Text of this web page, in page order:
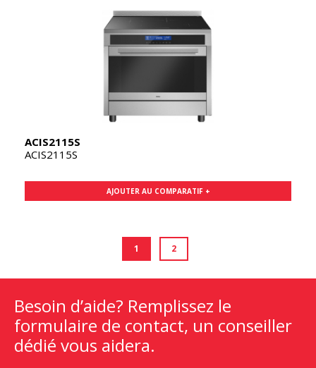
ACIS2115S
ACIS2115S
AJOUTER AU COMPARATIF +
1 2
Besoin d’aide? Remplissez le
formulaire de contact, un conseiller
dédié vous aidera.